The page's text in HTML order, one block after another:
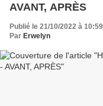
AVANT, APRÈS
Publié le 21/10/2022 à 10:59
Par Erwelyn